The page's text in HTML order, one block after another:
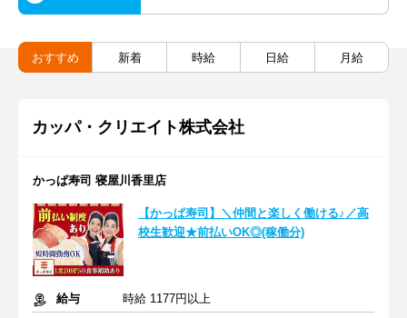
おすすめ 新着 時給 日給 月給
カッパ・クリエイト株式会社
かっぱ寿司 寝屋川香里店
【かっぱ寿司】＼仲間と楽しく働ける♪／高
校生歓迎★前払いOK◎(稼働分)
給与
時給 1177円以上